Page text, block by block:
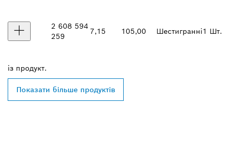
2 608 594
259
7,15 105,00 Шестигранні1 Шт.
із продукт.
Показати більше продуктів